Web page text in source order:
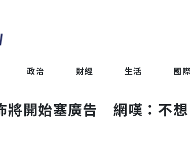
政治 財經 生活 國際
將開始塞廣告 網嘆：不想